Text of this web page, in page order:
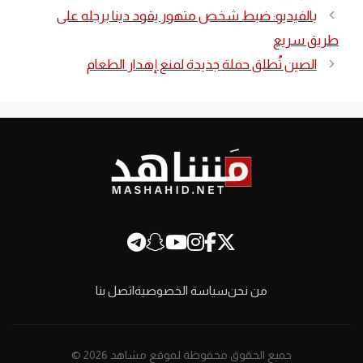
بالفيديو: ضبط شخص متهور يقود دينا برجله على
طريق سريع
الصين تُطلق حملة جديدة لمنع إهدار الطعام
من نحنسياسة الخصوصيةاتصل بنا
جميع الحقوق محفوظة لموقع مشاهد 2026 ©